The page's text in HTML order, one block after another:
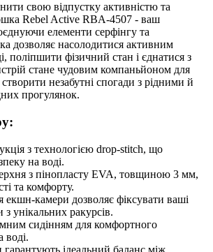
свою відпустку активністю та
Rebel Active RBA-4507 - ваш
елементи серфінгу та
дозволяє насолодитися активним
поліпшити фізичний стан і єднатися з
стане чудовим компаньйоном для
незабутні спогади з рідними й
прогулянок.
з технологією drop-stitch, що
на воді.
з пінопласту EVA, товщиною 3 мм,
та комфорту.
екшн-камери дозволяє фіксувати ваші
з унікальних ракурсів.
сидінням для комфортного
воді.
ідеальний баланс між